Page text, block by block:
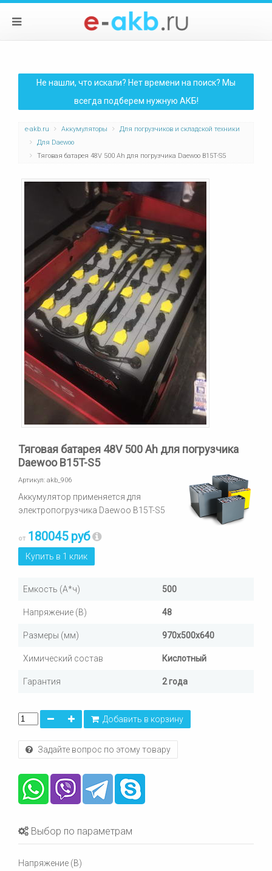
Не нашли, что искали? Нет времени на поиск? Мы
всегда подберем нужную АКБ!
e-akb.ru Аккумуляторы
Для погрузчиков и складской техники
Для Daewoo
Тяговая батарея 48V 500 Ah для погрузчика Daewoo B15T-S5
Тяговая батарея 48V 500 Ah для погрузчика
Daewoo B15T-S5
Артикул: akb_906
Аккумулятор применяется для
электропогрузчика Daewoo B15T-S5
от 180045 руб
Купить в 1 клик
Емкость (А*ч) 500
Напряжение (В) 48
Размеры (мм) 970х500х640
Химический состав Кислотный
Гарантия 2 года
Добавить в корзину
Задайте вопрос по этому товару
Выбор по параметрам
Напряжение (В)